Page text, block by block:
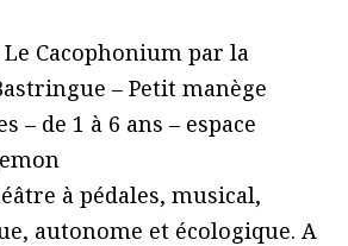
Le Cacophonium par la
– Petit manège
– de 1 à 6 ans – espace
à pédales, musical,
autonome et écologique. A